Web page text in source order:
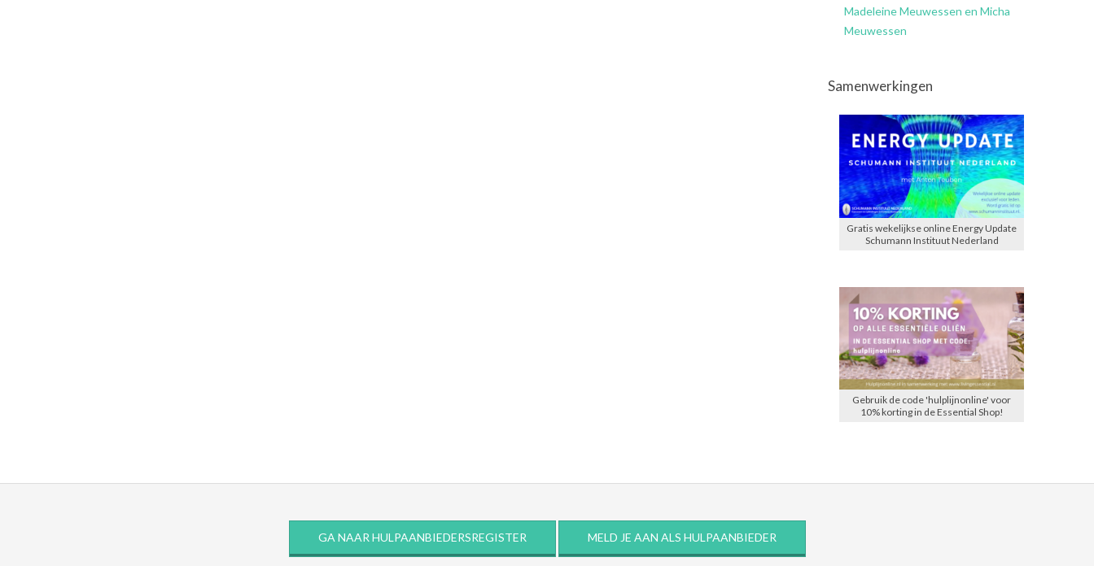
Madeleine Meuwessen en Micha
Meuwessen
Samenwerkingen
Gratis wekelijkse online Energy Update
Schumann Instituut Nederland
Gebruik de code 'hulplijnonline' voor
10% korting in de Essential Shop!
GA NAAR HULPAANBIEDERSREGISTER MELD JE AAN ALS HULPAANBIEDER